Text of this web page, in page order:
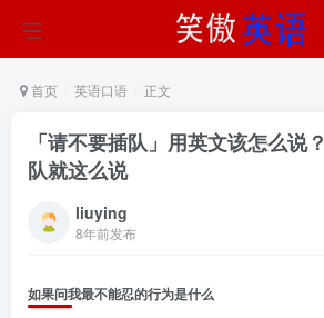
首页 英语口语 正文
「请不要插队」用英文该怎么说
队就这么说
liuying
8年前发布
如果问我最不能忍的行为是什么